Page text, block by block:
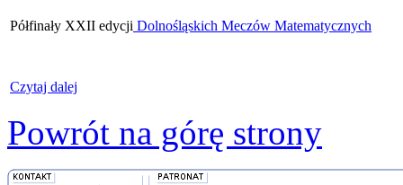
Półfinały XXII edycji Dolnośląskich Meczów Matematycznych
Czytaj dalej
Powrót na górę strony